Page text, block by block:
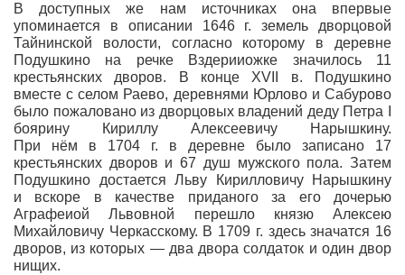
В доступных же нам источниках она впервые
упоминается в описании 1646 г. земель дворцовой
Тайнинской волости, согласно которому в деревне
Подушкино на речке Вздерииожке значилось 11
крестьянских дворов. В конце XVII в. Подушкино
вместе с селом Раево, деревнями Юрлово и Сабурово
было пожаловано из дворцовых владений деду Петра I
боярину Кириллу Алексеевичу Нарышкину.
При нём в 1704 г. в деревне было записано 17
крестьянских дворов и 67 душ мужского пола. Затем
Подушкино достается Льву Кирилловичу Нарышкину
и вскоре в качестве приданого за его дочерью
Аграфеиой Львовной перешло князю Алексею
Михайловичу Черкасскому. В 1709 г. здесь значатся 16
дворов, из которых — два двора солдаток и один двор
нищих.